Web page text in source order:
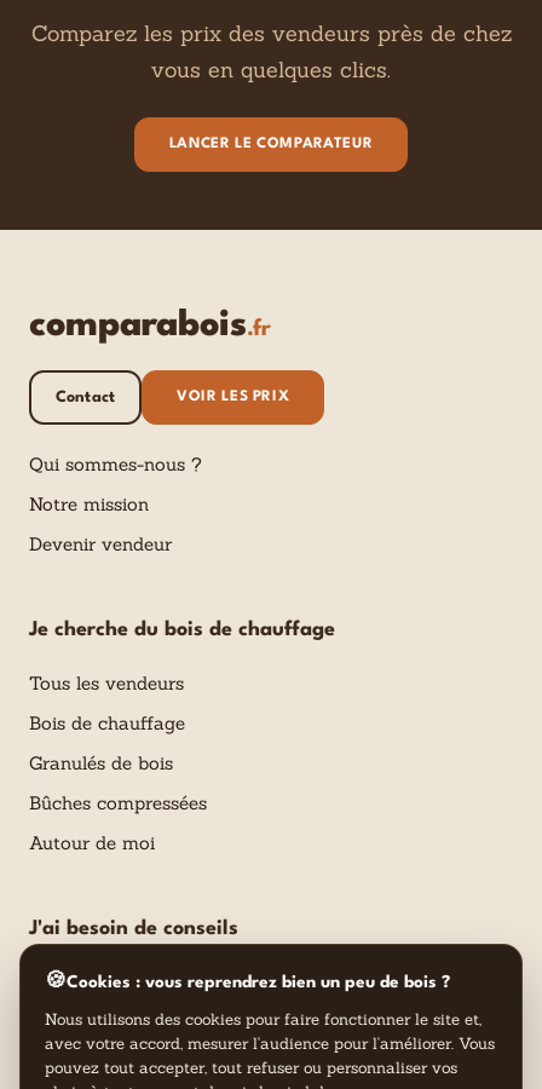
Comparez les prix des vendeurs près de chez
vous en quelques clics.
LANCER LE COMPARATEUR
comparabois.fr
Contact VOIR LES PRIX
Qui sommes-nous ?
Notre mission
Devenir vendeur
Je cherche du bois de chauffage
Tous les vendeurs
Bois de chauffage
Granulés de bois
Bûches compressées
Autour de moi
J'ai besoin de conseils
Calculateur de besoins en bois énergie
Le blog Comparabois
Tout savoir sur le bois de chauffage
🍪Cookies : vous reprendrez bien un peu de bois ?
Nous utilisons des cookies pour faire fonctionner le site et,
avec votre accord, mesurer l'audience pour l'améliorer. Vous
pouvez tout accepter, tout refuser ou personnaliser vos